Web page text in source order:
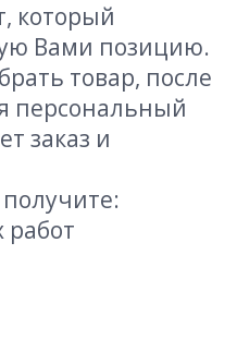
который
Вами позицию.
товар, после
персональный
заказ и